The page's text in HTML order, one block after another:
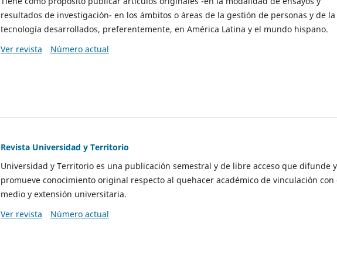
resultados de investigación- en los ámbitos o áreas de la gestión de personas y de la
tecnología desarrollados, preferentemente, en América Latina y el mundo hispano.
Ver revista
Número actual
Revista Universidad y Territorio
Universidad y Territorio es una publicación semestral y de libre acceso que difunde y
promueve conocimiento original respecto al quehacer académico de vinculación con
medio y extensión universitaria.
Ver revista
Número actual